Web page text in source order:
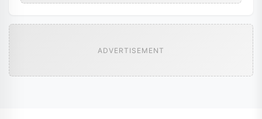
ADVERTISEMENT